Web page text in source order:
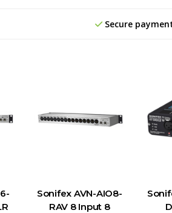
Secure
Sonifex AVN-AIO8-
RAV 8 Input 8